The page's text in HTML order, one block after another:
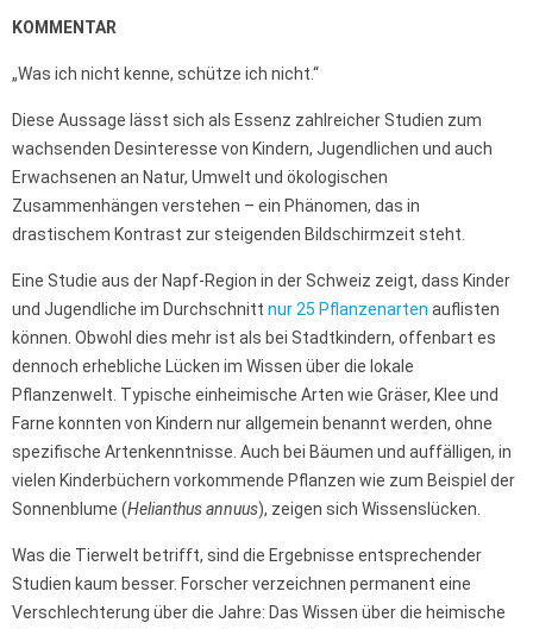
KOMMENTAR
„Was ich nicht kenne, schütze ich nicht.“
Diese Aussage lässt sich als Essenz zahlreicher Studien zum
wachsenden Desinteresse von Kindern, Jugendlichen und auch
Erwachsenen an Natur, Umwelt und ökologischen
Zusammenhängen verstehen – ein Phänomen, das in
drastischem Kontrast zur steigenden Bildschirmzeit steht.
Eine Studie aus der Napf-Region in der Schweiz zeigt, dass Kinder
und Jugendliche im Durchschnitt nur 25 Pflanzenarten auflisten
können. Obwohl dies mehr ist als bei Stadtkindern, offenbart es
dennoch erhebliche Lücken im Wissen über die lokale
Pflanzenwelt. Typische einheimische Arten wie Gräser, Klee und
Farne konnten von Kindern nur allgemein benannt werden, ohne
spezifische Artenkenntnisse. Auch bei Bäumen und auffälligen, in
vielen Kinderbüchern vorkommende Pflanzen wie zum Beispiel der
Sonnenblume (Helianthus annuus), zeigen sich Wissenslücken.
Was die Tierwelt betrifft, sind die Ergebnisse entsprechender
Studien kaum besser. Forscher verzeichnen permanent eine
Verschlechterung über die Jahre: Das Wissen über die heimische